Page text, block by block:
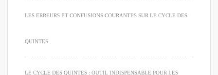
LES ERREURS ET CONFUSIONS COURANTES SUR LE CYCLE DES
QUINTES
LE CYCLE DES QUINTES : OUTIL INDISPENSABLE POUR LES